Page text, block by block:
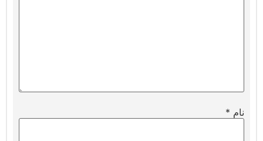
نام *